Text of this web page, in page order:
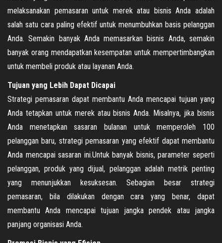
melaksanakan pemasaran untuk merek atau bisnis Anda adalah
salah satu cara paling efektif untuk menumbuhkan basis pelanggan
Anda. Semakin banyak Anda memasarkan bisnis Anda, semakin
banyak orang mendapatkan kesempatan untuk mempertimbangkan
untuk membeli produk atau layanan Anda.
Tujuan yang Lebih Dapat Dicapai
Strategi pemasaran dapat membantu Anda mencapai tujuan yang
Anda tetapkan untuk merek atau bisnis Anda. Misalnya, jika bisnis
Anda menetapkan sasaran bulanan untuk memperoleh 100
pelanggan baru, strategi pemasaran yang efektif dapat membantu
Anda mencapai sasaran ini.Untuk banyak bisnis, parameter seperti
pelanggan, produk yang dijual, pelanggan adalah metrik penting
yang menunjukkan kesuksesan. Sebagian besar strategi
pemasaran, bila dilakukan dengan cara yang benar, dapat
membantu Anda mencapai tujuan jangka pendek atau jangka
panjang organisasi Anda.